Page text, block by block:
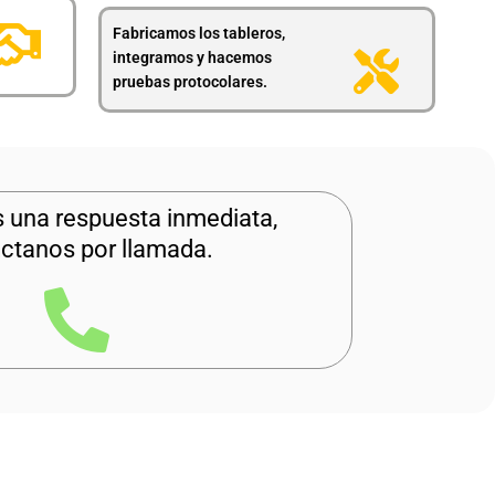
Fabricamos los tableros,
integramos y hacemos
pruebas protocolares.
una respuesta inmediata,
por llamada.